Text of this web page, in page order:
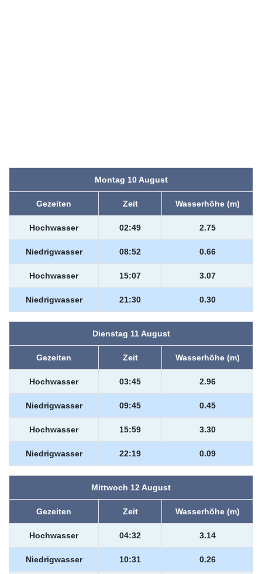
Montag 10 August
Gezeiten Zeit Wasserhöhe (m)
Hochwasser 02:49 2.75
Niedrigwasser 08:52 0.66
Hochwasser 15:07 3.07
Niedrigwasser 21:30 0.30
Dienstag 11 August
Gezeiten Zeit Wasserhöhe (m)
Hochwasser 03:45 2.96
Niedrigwasser 09:45 0.45
Hochwasser 15:59 3.30
Niedrigwasser 22:19 0.09
Mittwoch 12 August
Gezeiten Zeit Wasserhöhe (m)
Hochwasser 04:32 3.14
Niedrigwasser 10:31 0.26